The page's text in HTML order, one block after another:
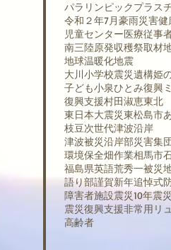
パラリンピックプラス
令和２年7月豪雨災害健
児童センター医療従事
南三陸原発収穫祭取材
地球温暖化地震
大川小学校震災遺構姫
子ども小泉ひとみ復興
復興支援村田淑恵東北
東日本大震災東松島市
枝豆次世代津波沿岸
津波被災沿岸部災害集
環境保全畑作業相馬市
福島県英語荒秀一被災
語り部謹賀新年追悼式
障害者施設震災10年震
震災復興支援非常用リ
高齢者